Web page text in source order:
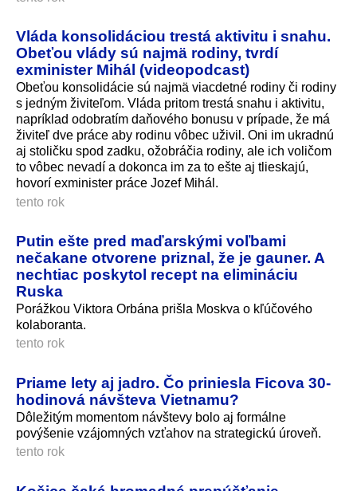
Vláda konsolidáciou trestá aktivitu i snahu.
Obeťou vlády sú najmä rodiny, tvrdí
exminister Mihál (videopodcast)
Obeťou konsolidácie sú najmä viacdetné rodiny či rodiny
s jedným živiteľom. Vláda pritom trestá snahu i aktivitu,
napríklad odobratím daňového bonusu v prípade, že má
živiteľ dve práce aby rodinu vôbec uživil. Oni im ukradnú
aj stoličku spod zadku, ožobráčia rodiny, ale ich voličom
to vôbec nevadí a dokonca im za to ešte aj tlieskajú,
hovorí exminister práce Jozef Mihál.
tento rok
Putin ešte pred maďarskými voľbami
nečakane otvorene priznal, že je gauner. A
nechtiac poskytol recept na elimináciu
Ruska
Porážkou Viktora Orbána prišla Moskva o kľúčového
kolaboranta.
tento rok
Priame lety aj jadro. Čo priniesla Ficova 30-
hodinová návšteva Vietnamu?
Dôležitým momentom návštevy bolo aj formálne
povýšenie vzájomných vzťahov na strategickú úroveň.
tento rok